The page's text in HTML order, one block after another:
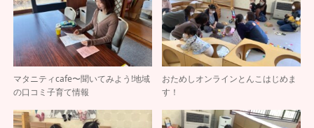
マタニティcafe〜聞いてみよう!地域
の口コミ子育て情報
おためしオンラインとんこはじめま
す！